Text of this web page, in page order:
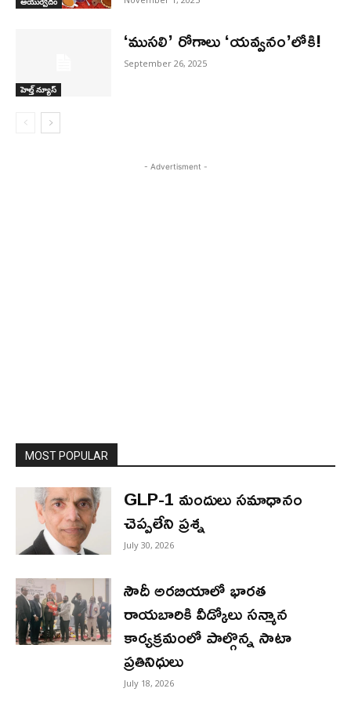
హెల్త్ న్యూస్
‘ముసలి’ రోగాలు ‘యవ్వనం’లోకి!
September 26, 2025
- Advertisment -
MOST POPULAR
GLP-1 మందులు సమాధానం
చెప్పలేని ప్రశ్న
July 30, 2026
సౌదీ అరబియాలో భారత
రాయబారికి వీడ్కోలు సన్మాన
కార్యక్రమంలో పాల్గొన్న సాటా
ప్రతినిధులు
July 18, 2026